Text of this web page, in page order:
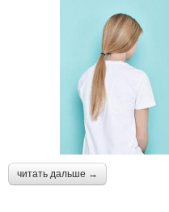
читать дальше →